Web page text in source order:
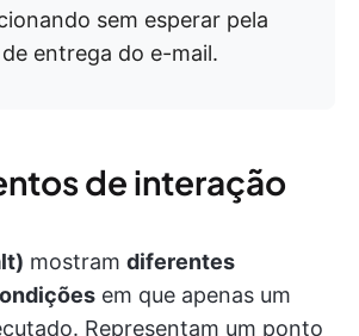
sem esperar pela
entrega do e-mail.
de interação
mostram diferentes
em que apenas um
Representam um ponto